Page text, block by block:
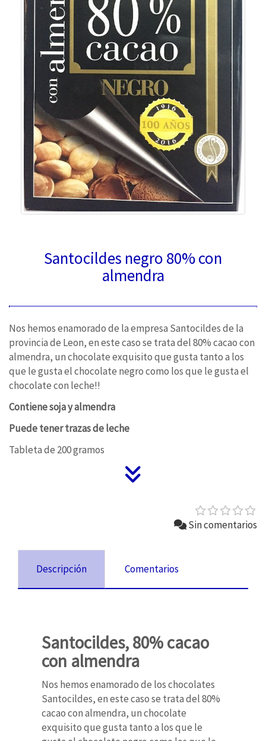
Santocildes negro 80% con
almendra
Nos hemos enamorado de la empresa Santocildes de la
provincia de Leon, en este caso se trata del 80% cacao con
almendra, un chocolate exquisito que gusta tanto a los
que le gusta el chocolate negro como los que le gusta el
chocolate con leche!!
Contiene soja y almendra
Puede tener trazas de leche
Tableta de 200 gramos
Sin comentarios
Descripción Comentarios
Santocildes, 80% cacao
con almendra
Nos hemos enamorado de los chocolates
Santocildes, en este caso se trata del 80%
cacao con almendra, un chocolate
exquisito que gusta tanto a los que le